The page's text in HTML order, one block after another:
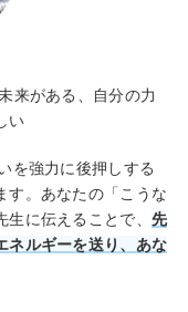
来がある、自分の力
い
を強力に後押しする
す。あなたの「こうな
に伝えることで、 先
ネルギーを送り、あな